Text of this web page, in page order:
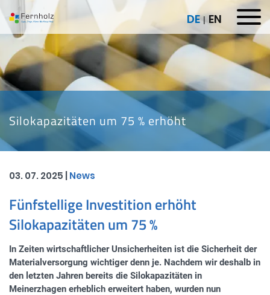
i
o
c
n
e
n
DE EN
Silokapazitäten um 75 % erhöht
03. 07. 2025 | News
Fünfstellige Investition erhöht
Silokapazitäten um 75 %
In Zeiten wirtschaftlicher Unsicherheiten ist die Sicherheit der
Materialversorgung wichtiger denn je. Nachdem wir deshalb in
den letzten Jahren bereits die Silokapazitäten in
Meinerzhagen erheblich erweitert haben, wurden nun